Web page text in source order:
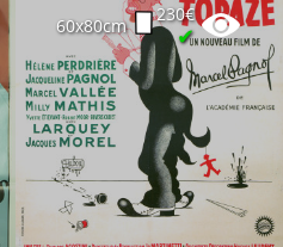
60x80cm
230€
✔